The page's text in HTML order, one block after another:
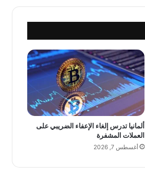
ألمانيا تدرس إلغاء الإعفاء الضريبي على
العملات المشفرة
أغسطس 7, 2026